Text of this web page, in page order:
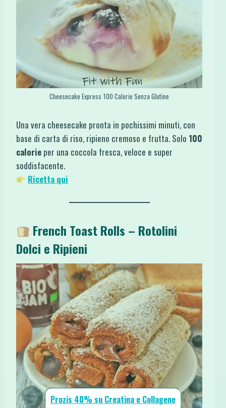
Cheesecake Express 100 Calorie Senza Glutine
Una vera cheesecake pronta in pochissimi minuti, con
base di carta di riso, ripieno cremoso e frutta. Solo 100
calorie per una coccola fresca, veloce e super
soddisfacente.
Ricetta qui
French Toast Rolls – Rotolini
Dolci e Ripieni
Prozis 40% su Creatina e Collagene